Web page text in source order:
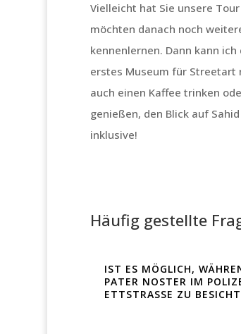
Vielleicht hat Sie unsere
möchten danach noch
kennenlernen. Dann kann
erstes Museum für Streetart
auch einen Kaffee trinken
genießen, den Blick auf
inklusive!
Häufig gestellte
IST ES MÖGLICH,
PATER NOSTER IM
ETTSTRASSE ZU